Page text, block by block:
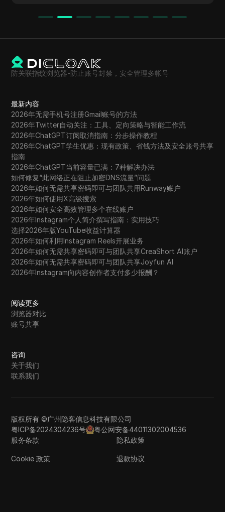
防关联指纹浏览器-防止账号封禁，安全管理多帐号
最新内容
2026年无需手机号注册Gmail账号的方法
2026年Twitter自动关注：工具、定向策略与智能工作流
2026年ChatGPT订阅取消指南：分步操作教程
2026年ChatGPT学生优惠：现有政策、省钱方法及安全账号共享
指南
2026年ChatGPT当前容量已满：7种解决办法
如何修复“此网络正在阻止加密DNS流量”问题
2026年如何无需共享密码即可与团队共用Runway账户
2026年如何使用X高级搜索
2026年如何安全高效管理多个在线账户
2026年Instagram个人简介撰写指南：实用技巧
选择2026年版YouTube收益计算器
2026年如何利用Instagram Reels开展业务
2026年如何无需共享密码即可与团队共享CreaShort AI账户
2026年如何无需共享密码即可与团队共享Joyfun AI
2026年Instagram向内容创作者支付多少报酬？
阅读更多
浏览器对比
账号共享
咨询
关于我们
联系我们
版权所有 ©广州隐客信息科技有限公司
粤ICP备2024304236号
粤公网安备44011302004536
服务条款
隐私政策
Cookie 政策 退款协议